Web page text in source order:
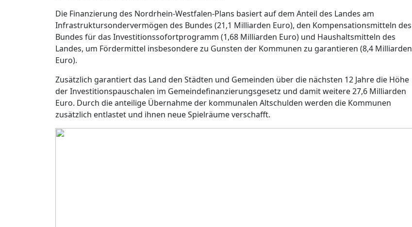
Die Finanzierung des Nordrhein-Westfalen-Plans basiert auf dem Anteil des Landes am
Infrastruktursondervermögen des Bundes (21,1 Milliarden Euro), den Kompensationsmitteln des
Bundes für das Investitionssofortprogramm (1,68 Milliarden Euro) und Haushaltsmitteln des
Landes, um Fördermittel insbesondere zu Gunsten der Kommunen zu garantieren (8,4 Milliarden
Euro).
Zusätzlich garantiert das Land den Städten und Gemeinden über die nächsten 12 Jahre die Höhe
der Investitionspauschalen im Gemeindefinanzierungsgesetz und damit weitere 27,6 Milliarden
Euro. Durch die anteilige Übernahme der kommunalen Altschulden werden die Kommunen
zusätzlich entlastet und ihnen neue Spielräume verschafft.